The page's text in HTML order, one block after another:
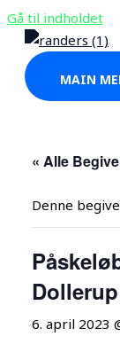
Gå til indholdet
MAIN
« Alle
Denne
Dollerup
6. april 2023